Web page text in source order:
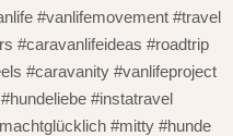
#vanlifemovement #travel
#caravanlifeideas #roadtrip
#caravanity #vanlifeproject
#instatravel
#mitty #hunde